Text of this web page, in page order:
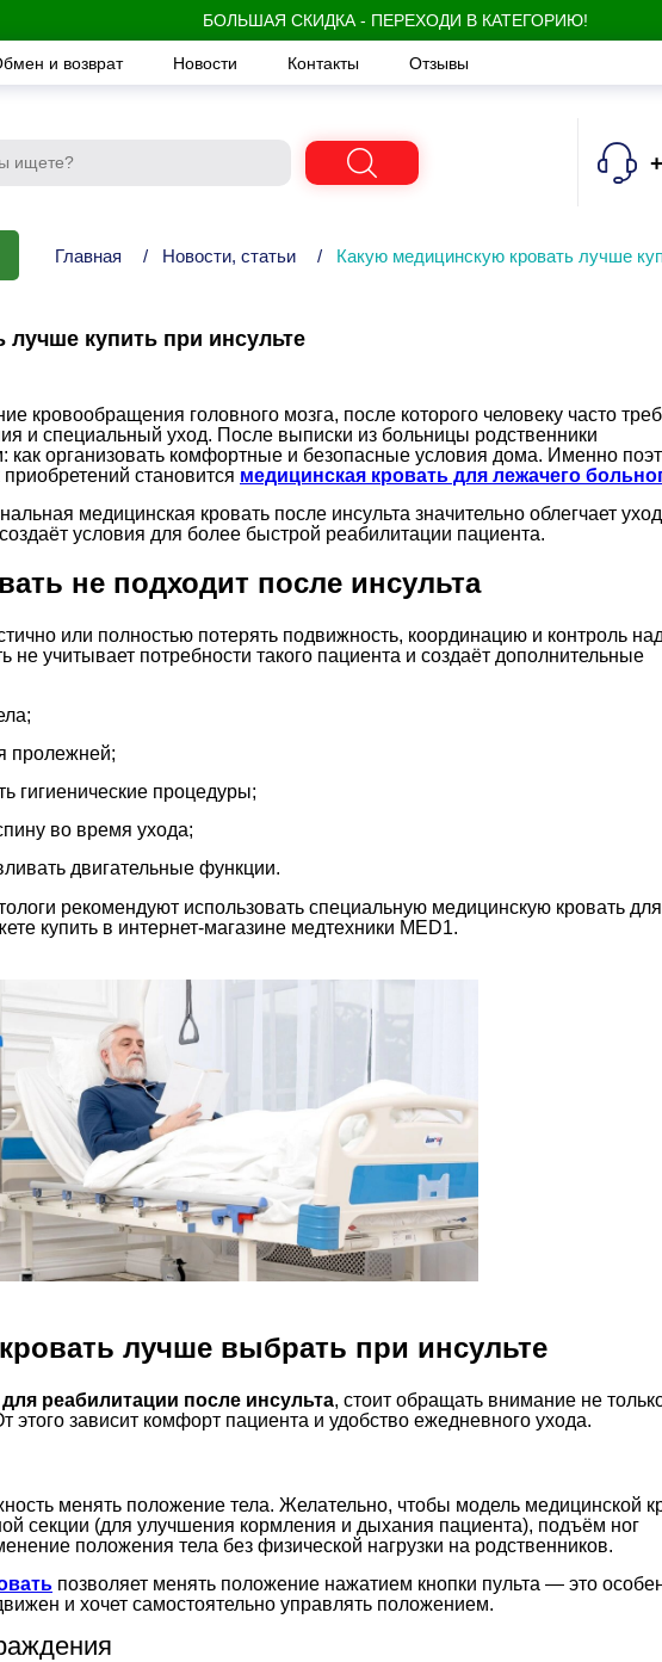
БОЛЬШАЯ СКИДКА - ПЕРЕХОДИ В КАТЕГОРИЮ!
и возврат Новости Контакты Отзывы
Главная / Новости, статьи / Какую медицинскую кровать лучше
купить при инсульте
кровообращения головного мозга, после которого человеку часто
и специальный уход. После выписки из больницы родственники
организовать комфортные и безопасные условия дома. Именно
становится медицинская кровать для лежачего
медицинская кровать после инсульта значительно облегчает
условия для более быстрой реабилитации пациента.
не подходит после инсульта
или полностью потерять подвижность, координацию и контроль
учитывает потребности такого пациента и создаёт дополнительные
пролежней;
гигиенические процедуры;
во время ухода;
двигательные функции.
рекомендуют использовать специальную медицинскую кровать для
купить в интернет-магазине медтехники MED1.
лучше выбрать при инсульте
реабилитации после инсульта, стоит обращать внимание не
этого зависит комфорт пациента и удобство ежедневного ухода.
менять положение тела. Желательно, чтобы модель медицинской
секции (для улучшения кормления и дыхания пациента), подъём ног
положения тела без физической нагрузки на родственников.
позволяет менять положение нажатием кнопки пульта — это
и хочет самостоятельно управлять положением.